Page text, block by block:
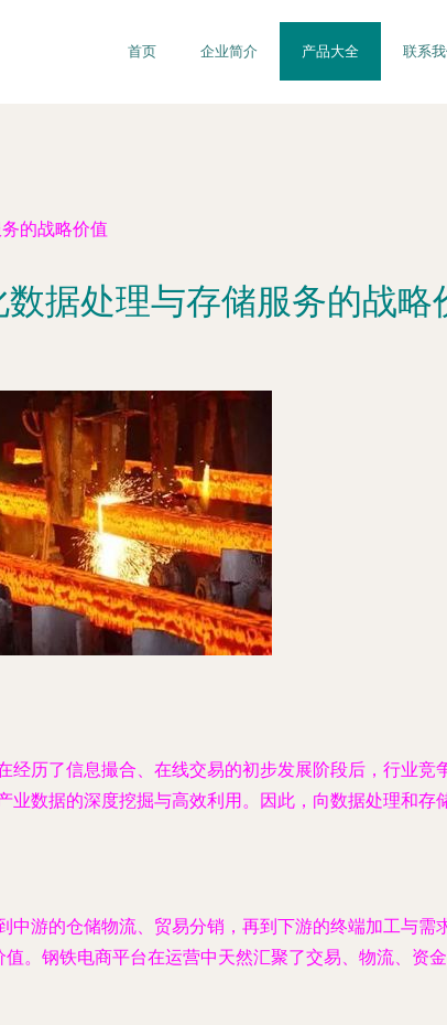
首页 企业简介 产品大全 联系
的战略价值
据处理与存储服务的战略
历了信息撮合、在线交易的初步发展阶段后，行业竞
业数据的深度挖掘与高效利用。因此，向数据处理和存
游的仓储物流、贸易分销，再到下游的终端加工与需
。钢铁电商平台在运营中天然汇聚了交易、物流、资